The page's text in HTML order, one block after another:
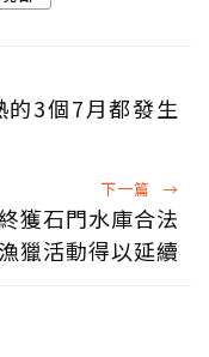
的3個7月都發生
下一篇 →
獲石門水庫合法
獵活動得以延續